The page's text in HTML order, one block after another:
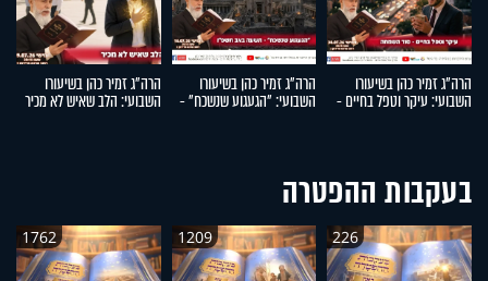
הרה"ג זמיר כהן בשיעורו
השבועי: עיקר וטפל בחיים -
הרה"ג זמיר כהן בשיעורו
השבועי: "הגעגוע שנשכח" -
הרה"ג זמיר כהן בשיעורו
השבועי: הלב שאיש לא מכיר
בעקבות ההפטרה
226
1209
1762